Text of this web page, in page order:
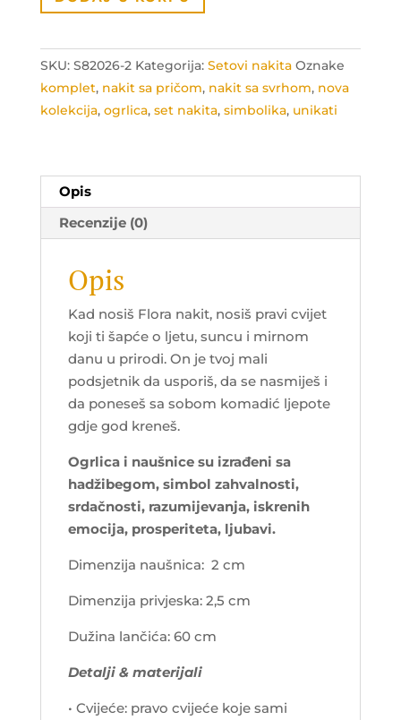
nakita
zahvalnosti
količina
SKU: S82026-2 Kategorija: Setovi nakita Oznake
komplet, nakit sa pričom, nakit sa svrhom, nova
kolekcija, ogrlica, set nakita, simbolika, unikati
Opis
Recenzije (0)
Opis
Kad nosiš Flora nakit, nosiš pravi cvijet
koji ti šapće o ljetu, suncu i mirnom
danu u prirodi. On je tvoj mali
podsjetnik da usporiš, da se nasmiješ i
da poneseš sa sobom komadić ljepote
gdje god kreneš.
Ogrlica i naušnice su izrađeni sa
hadžibegom, simbol zahvalnosti,
srdačnosti, razumijevanja, iskrenih
emocija, prosperiteta, ljubavi.
Dimenzija naušnica: 2 cm
Dimenzija privjeska: 2,5 cm
Dužina lančića: 60 cm
Detalji & materijali
• Cvijeće: pravo cvijeće koje sami